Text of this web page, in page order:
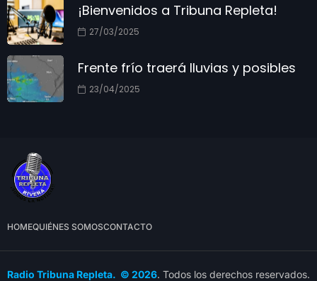
¡Bienvenidos a Tribuna Repleta!
27/03/2025
Frente frío traerá lluvias y posibles
23/04/2025
HOMEQUIÉNES SOMOSCONTACTO
Radio Tribuna Repleta. © 2026. Todos los derechos reservados.